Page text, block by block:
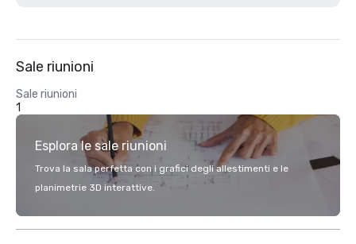
Sale riunioni
Sale riunioni
1
Esplora le sale riunioni
Trova la sala perfetta con i grafici degli allestimenti e le
planimetrie 3D interattive.